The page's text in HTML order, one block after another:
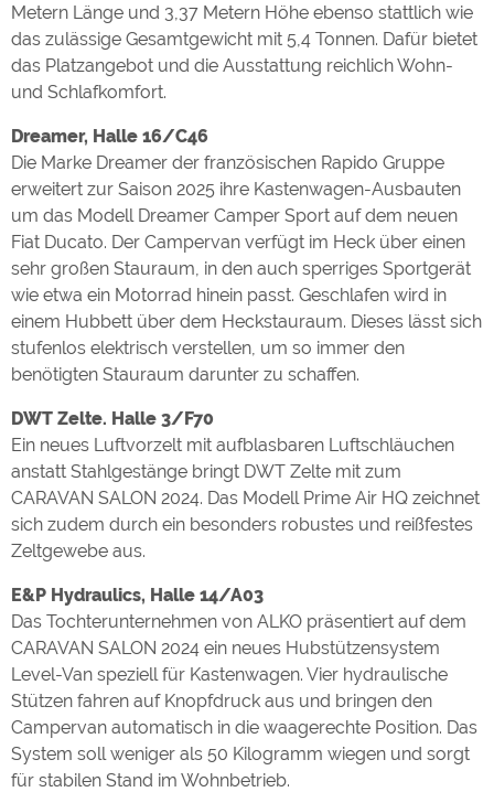
Metern Länge und 3,37 Metern Höhe ebenso stattlich wie
das zulässige Gesamtgewicht mit 5,4 Tonnen. Dafür bietet
das Platzangebot und die Ausstattung reichlich Wohn-
und Schlafkomfort.
Dreamer, Halle 16/C46
Die Marke Dreamer der französischen Rapido Gruppe
erweitert zur Saison 2025 ihre Kastenwagen-Ausbauten
um das Modell Dreamer Camper Sport auf dem neuen
Fiat Ducato. Der Campervan verfügt im Heck über einen
sehr großen Stauraum, in den auch sperriges Sportgerät
wie etwa ein Motorrad hinein passt. Geschlafen wird in
einem Hubbett über dem Heckstauraum. Dieses lässt sich
stufenlos elektrisch verstellen, um so immer den
benötigten Stauraum darunter zu schaffen.
DWT Zelte. Halle 3/F70
Ein neues Luftvorzelt mit aufblasbaren Luftschläuchen
anstatt Stahlgestänge bringt DWT Zelte mit zum
CARAVAN SALON 2024. Das Modell Prime Air HQ zeichnet
sich zudem durch ein besonders robustes und reißfestes
Zeltgewebe aus.
E&P Hydraulics, Halle 14/A03
Das Tochterunternehmen von ALKO präsentiert auf dem
CARAVAN SALON 2024 ein neues Hubstützensystem
Level-Van speziell für Kastenwagen. Vier hydraulische
Stützen fahren auf Knopfdruck aus und bringen den
Campervan automatisch in die waagerechte Position. Das
System soll weniger als 50 Kilogramm wiegen und sorgt
für stabilen Stand im Wohnbetrieb.